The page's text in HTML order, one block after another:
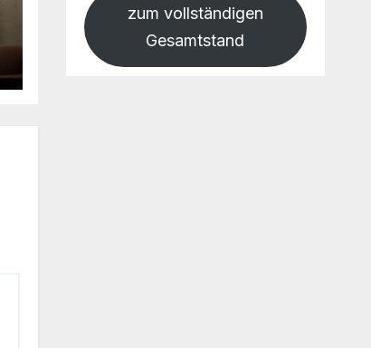
zum vollständigen
Gesamtstand